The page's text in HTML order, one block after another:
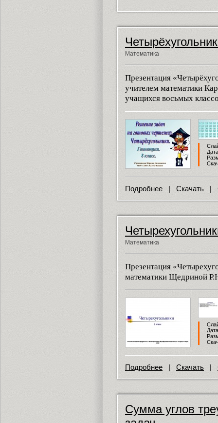
Математика
Презентация
учителем математики
учащихся восьмых
Подробнее | Скачать |
Математика
Презентация
математики Щедриной
Подробнее | Скачать |
Сумма углов